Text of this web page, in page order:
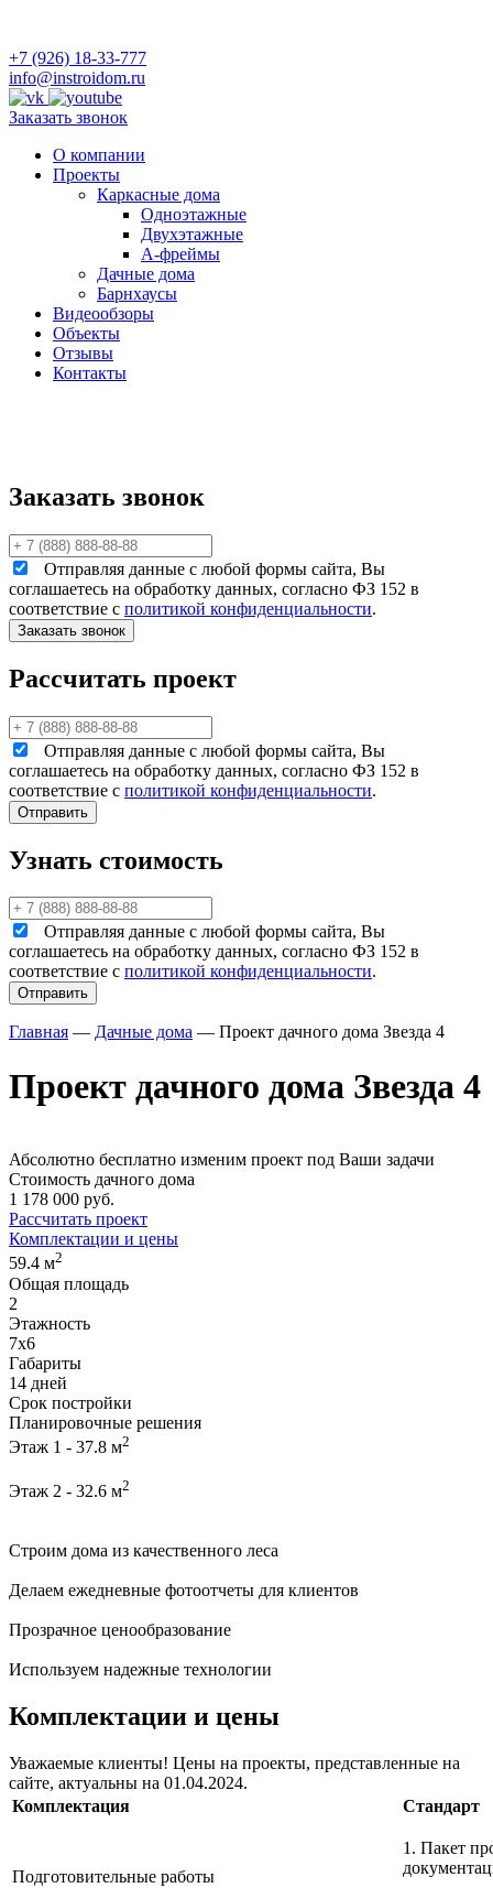
+7 (926) 18-33-777
info@instroidom.ru
Заказать звонок
О компании
Проекты
Каркасные дома
Одноэтажные
Двухэтажные
А-фреймы
Дачные дома
Барнхаусы
Видеообзоры
Объекты
Отзывы
Контакты
Заказать звонок
Отправляя данные с любой формы сайта, Вы
соглашаетесь на обработку данных, согласно ФЗ 152 в
соответствие с политикой конфиденциальности.
Рассчитать проект
Отправляя данные с любой формы сайта, Вы
соглашаетесь на обработку данных, согласно ФЗ 152 в
соответствие с политикой конфиденциальности.
Узнать стоимость
Отправляя данные с любой формы сайта, Вы
соглашаетесь на обработку данных, согласно ФЗ 152 в
соответствие с политикой конфиденциальности.
Главная — Дачные дома — Проект дачного дома Звезда 4
Проект дачного дома Звезда 4
Абсолютно бесплатно изменим проект под Ваши задачи
Стоимость дачного дома
1 178 000 руб.
Рассчитать проект
Комплектации и цены
59.4 м2
Общая площадь
2
Этажность
7х6
Габариты
14 дней
Срок постройки
Планировочные решения
Этаж 1 - 37.8 м2
Этаж 2 - 32.6 м2
Строим дома из качественного леса
Делаем ежедневные фотоотчеты для клиентов
Прозрачное ценообразование
Используем надежные технологии
Комплектации и цены
Уважаемые клиенты! Цены на проекты, представленные на
сайте, актуальны на 01.04.2024.
Комплектация
Стандарт
Подготовительные работы
1. Пакет